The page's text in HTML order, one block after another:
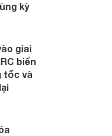
kỳ
giai
biến
tốc và